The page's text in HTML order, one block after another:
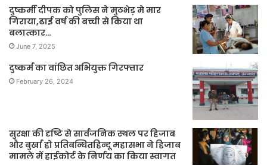
दुष्कर्मी दीपक को पुलिस ने मुठभेड़ मे मार
गिराया,ढाई वर्ष की बच्ची से किया था
बलात्कार…
June 7, 2025
दुष्कर्म का वांछित अभियुक्त गिरफ्तार
February 26, 2024
सुरक्षा की दृष्टि से सार्वजनिक स्थल पर हिजाब
और बुर्खा हो प्रतिबन्धितहिन्दू महासभा ने हिजाब
मामले में हाईकोर्ट के निर्णय का किया स्वागत